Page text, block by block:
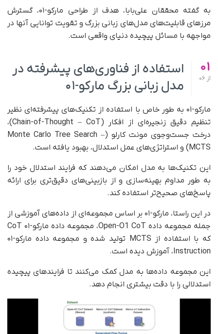
به گفته محققان علی‌بابا، هدف از طراحی مارکو-۰۱، گسترش
مرزهای قابلیت‌های مدل‌های زبانی بزرگ و تقویت توانایی آنها در
مواجهه با مسائل پیچیده دنیای واقعی است.
01
از
استفاده از فناوری‌های پیشرفته در
مدل زبانی بزرگ مارکو-۰۱
مارکو-۰۱ به‌ طور خاص با استفاده از تکنیک‌های پیشرفته‌ای نظیر
تنظیم دقیق زنجیره‌ای از افکار (Chain-of-Thought – CoT)،
درخت جست‌وجوی مونت کارلو (Monte Carlo Tree Search –
MCTS) و استراتژی‌های عمل استدلال، بهبود یافته است.
این تکنیک‌ها به مدل امکان می‌دهند که فرایند استدلال خود را
به‌ طور مداوم بهینه‌سازی و از بازبینی‌های دقیق‌تری برای ارائه
پاسخ‌های صحیح‌تر استفاده کند.
در این راستا، مارکو-۰۱ بر اساس مجموعه‌ای از داده‌های آموزشی از
جمله مجموعه داده Open-O1 CoT، مجموعه داده مارکو-۰۱ CoT
که با استفاده از MCTS تولید شده و مجموعه داده مارکو-۰۱
Instruction، آموزش دیده است.
این مجموعه داده‌ها به مدل کمک می‌کنند تا فرایندهای پیچیده
استدلالی را با دقت بیشتری انجام دهد.